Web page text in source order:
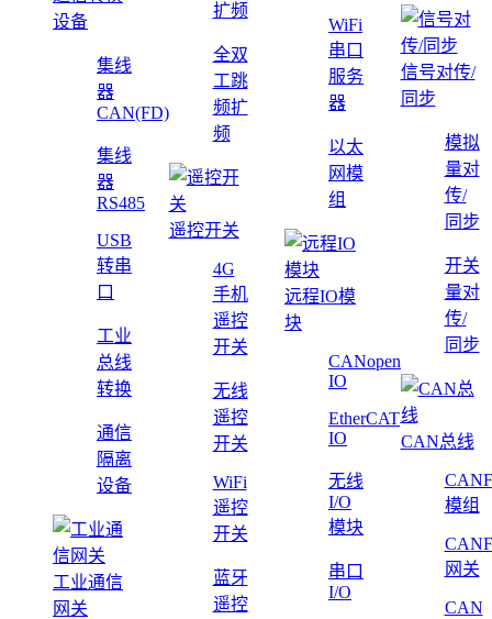
设备
集线
器
CAN(FD)
集线
器
RS485
USB
转串
口
工业
总线
转换
通信
隔离
设备
工业通信
网关
扩频
全双
工跳
频扩
频
遥控开关
4G
手机
遥控
开关
无线
遥控
开关
WiFi
遥控
开关
蓝牙
遥控
WiFi
串口
服务
器
以太
网模
组
远程IO模
块
CANopen
IO
EtherCAT
IO
无线
I/O
模块
串口
I/O
信号对传/
同步
模拟
量对
传/
同步
开关
量对
传/
同步
CAN总线
模组
网关
CAN